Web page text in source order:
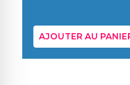
AJOUTER AU